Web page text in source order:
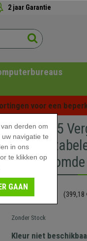
2 jaar Garantie
voor een
Set van 5
329,90 € (399,18
Zonder Stock
Kleur niet
derden om
navigatie te
in ons
te klikken op
GAAN